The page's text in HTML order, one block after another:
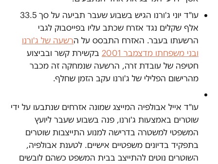
עו"ד יוני ג'ורנו הגיש בשבוע שעבר תביעה על סך 33.5
אלף שקלים נגד אזרח שכתב עליו בפייסבוק לגבי
הרשעתו בעבר. האזרח התבסס על הרשעה של ג'ורנו
ובני משפחתו מדצמבר 2001
בקשירת קשר ובביצוע
חטיפה של עובדת זרה, הרשעה שנמחקה זה מכבר
מהרישום הפלילי של ג'ורנו עקב הזמן שחלף.
עו"ד אייל אבולפיה המייצג שמונה אזרחים שנתבעו על ידי
שוטרים באמצעות ג'ורנו, פנה בשבוע שעבר ליועץ
המשפטי למשטרה בדרישה למנוע התייצבות שוטרים
בתפקיד בדיונים משפטיים אישיים. לטענת אבולפיה,
השוטרים נוטים להתייצב בבית המשפט כשהם לובשים